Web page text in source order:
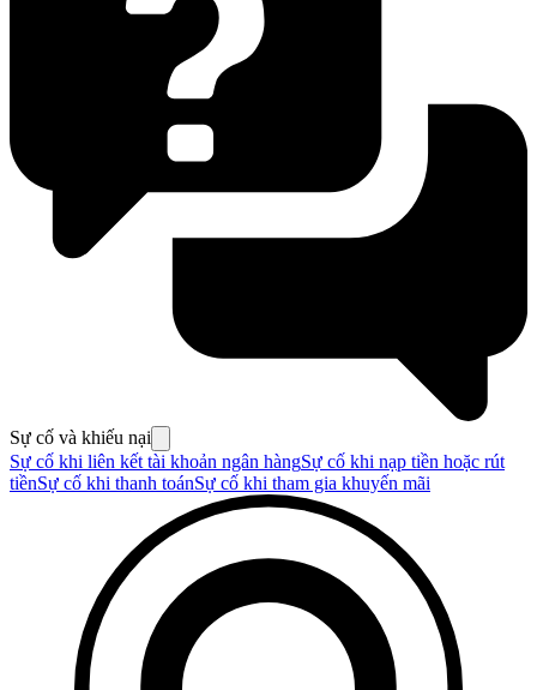
Sự cố và khiếu nại
Sự cố khi liên kết tài khoản ngân hàngSự cố khi nạp tiền hoặc rút
tiềnSự cố khi thanh toánSự cố khi tham gia khuyến mãi